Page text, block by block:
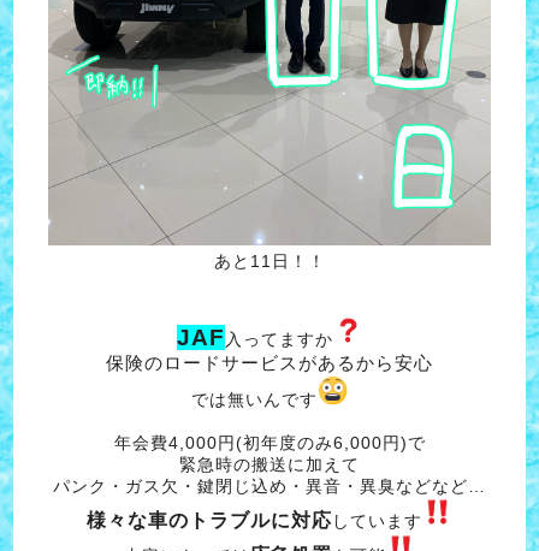
あと11日！！
JAF 入ってますか
保険のロードサービスがあるから安心
では無いんです
年会費4,000円(初年度のみ6,000円)で
緊急時の搬送に加えて
パンク・ガス欠・鍵閉じ込め・異音・異臭などなど…
様々な車のトラブルに対応 しています